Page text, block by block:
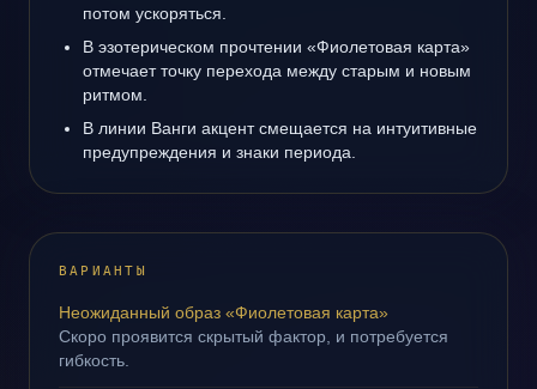
потом ускоряться.
В эзотерическом прочтении «Фиолетовая карта»
отмечает точку перехода между старым и новым
ритмом.
В линии Ванги акцент смещается на интуитивные
предупреждения и знаки периода.
ВАРИАНТЫ
Неожиданный образ «Фиолетовая карта»
Скоро проявится скрытый фактор, и потребуется
гибкость.